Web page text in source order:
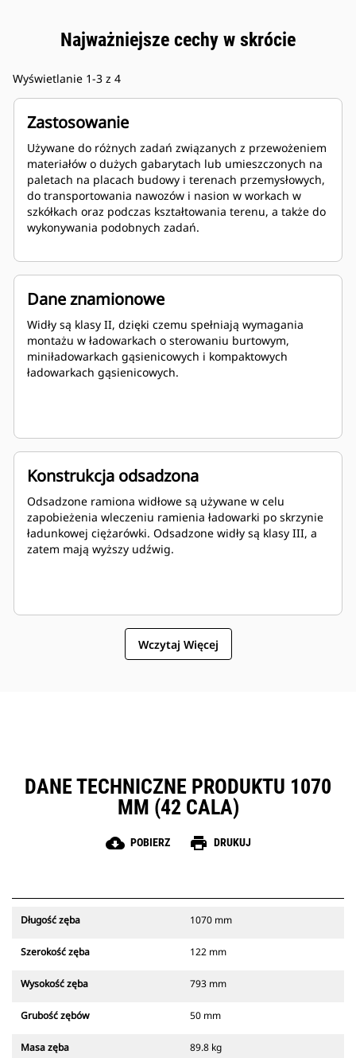
Najważniejsze cechy w skrócie
Wyświetlanie 1-3 z 4
Zastosowanie
Używane do różnych zadań związanych z przewożeniem
materiałów o dużych gabarytach lub umieszczonych na
paletach na placach budowy i terenach przemysłowych,
do transportowania nawozów i nasion w workach w
szkółkach oraz podczas kształtowania terenu, a także do
wykonywania podobnych zadań.
Dane znamionowe
Widły są klasy II, dzięki czemu spełniają wymagania
montażu w ładowarkach o sterowaniu burtowym,
miniładowarkach gąsienicowych i kompaktowych
ładowarkach gąsienicowych.
Konstrukcja odsadzona
Odsadzone ramiona widłowe są używane w celu
zapobieżenia wleczeniu ramienia ładowarki po skrzynie
ładunkowej ciężarówki. Odsadzone widły są klasy III, a
zatem mają wyższy udźwig.
Wczytaj Więcej
DANE TECHNICZNE PRODUKTU 1070
MM (42 CALA)
cloud_download POBIERZ print DRUKUJ
Długość zęba 1070 mm
Szerokość zęba 122 mm
Wysokość zęba 793 mm
Grubość zębów 50 mm
Masa zęba 89.8 kg